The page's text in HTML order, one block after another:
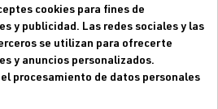
cookies para fines de
y publicidad. Las redes sociales y las
se utilizan para ofrecerte
y anuncios personalizados.
procesamiento de datos personales